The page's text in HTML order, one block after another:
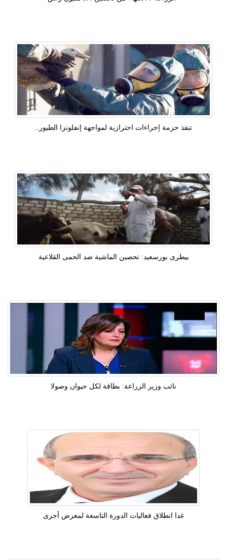
تنفذ حزمة إجراءات احترازية لمواجهة إنفلونزا الطيور..
بيطرى بورسعيد: تحصين الماشية ضد الحمى القلاعية
نائب وزير الزراعة: بطاقة لكل حيوان وصولا
غدا انطلاق فعاليات الدورة التاسعة لمعرض أجرى